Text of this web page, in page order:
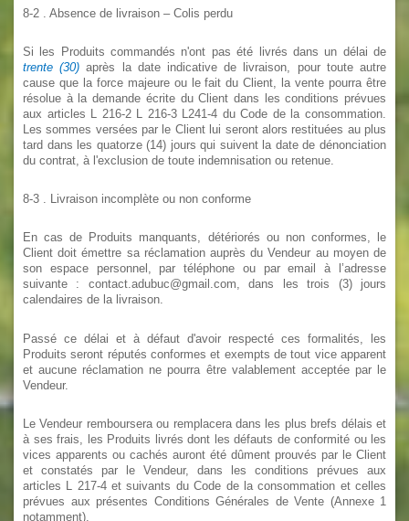
8-2 . Absence de livraison – Colis perdu
Si les Produits commandés n'ont pas été livrés dans un délai de
trente (30) après la date indicative de livraison, pour toute autre
cause que la force majeure ou le fait du Client, la vente pourra être
résolue à la demande écrite du Client dans les conditions prévues
aux articles L 216-2 L 216-3 L241-4 du Code de la consommation.
Les sommes versées par le Client lui seront alors restituées au plus
tard dans les quatorze (14) jours qui suivent la date de dénonciation
du contrat, à l'exclusion de toute indemnisation ou retenue.
8-3 . Livraison incomplète ou non conforme
En cas de Produits manquants, détériorés ou non conformes, le
Client doit émettre sa réclamation auprès du Vendeur au moyen de
son espace personnel, par téléphone ou par email à l’adresse
suivante :
contact.adubuc@gmail.com, dans les trois (3) jours
calendaires de la livraison.
Passé ce délai et à défaut d'avoir respecté ces formalités, les
Produits seront réputés conformes et exempts de tout vice apparent
et aucune réclamation ne pourra être valablement acceptée par le
Vendeur.
Le Vendeur remboursera ou remplacera dans les plus brefs délais et
à ses frais, les Produits livrés dont les défauts de conformité ou les
vices apparents ou cachés auront été dûment prouvés par le Client
et constatés par le Vendeur, dans les conditions prévues aux
articles L 217-4 et suivants du Code de la consommation et celles
prévues aux présentes Conditions Générales de Vente (Annexe 1
notamment).